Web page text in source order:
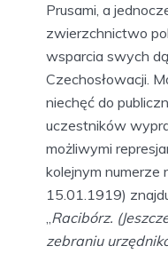
Prusami, a
zwierzchnictwo
wsparcia swych
Czechosłowacji.
niechęć do
uczestników
możliwymi
kolejnym numerze
15.01.1919)
„Racibórz.
zebraniu